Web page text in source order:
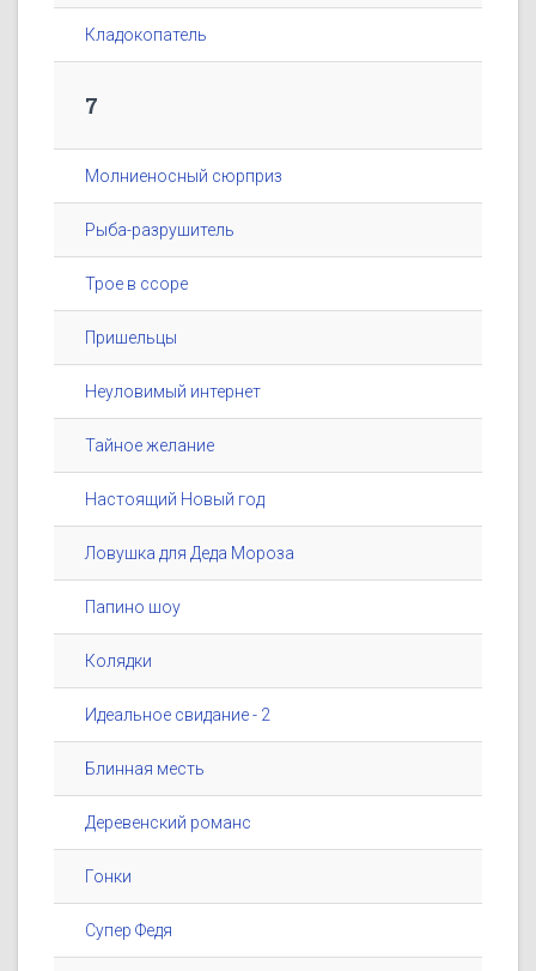
Кладокопатель
7
Молниеносный сюрприз
Рыба-разрушитель
Трое в ссоре
Пришельцы
Неуловимый интернет
Тайное желание
Настоящий Новый год
Ловушка для Деда Мороза
Папино шоу
Колядки
Идеальное свидание - 2
Блинная месть
Деревенский романс
Гонки
Супер Федя